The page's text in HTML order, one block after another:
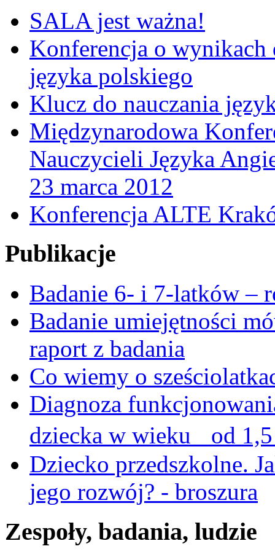
SALA jest ważna!
Konferencja o wynikach
języka polskiego
Klucz do nauczania
Międzynarodowa
Nauczycieli Języka
23 marca 2012
Konferencja ALTE
Publikacje
Badanie 6- i 7-latków –
Badanie umiejętności
raport z badania
Co wiemy o
Diagnoza
dziecka w wieku od 1,5
Dziecko przedszkolne.
jego rozwój? - broszura
Zespoły, badania, ludzie